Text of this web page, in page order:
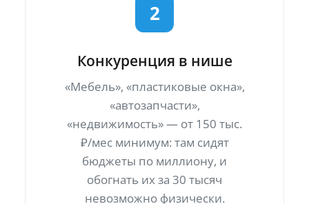
2
Конкуренция в нише
«Мебель», «пластиковые окна»,
«автозапчасти»,
«недвижимость» — от 150 тыс.
₽/мес минимум: там сидят
бюджеты по миллиону, и
обогнать их за 30 тысяч
невозможно физически.